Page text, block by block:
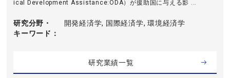
ical Development Assistance:ODA）が援助国に与える影 ...
研究分野・
キーワード
開発経済学, 国際経済学, 環境経済学
研究業績一覧